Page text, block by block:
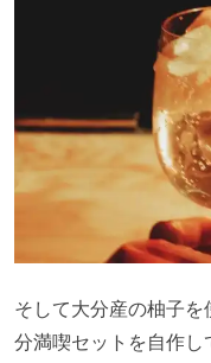
そして大分産の柚子
分満喫セットを自作し